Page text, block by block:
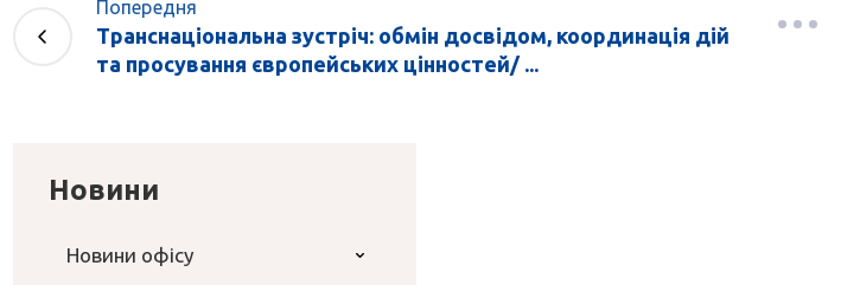
Попередня
Транснаціональна зустріч: обмін досвідом, координація дій
та просування європейських цінностей/ ...
Новини
Новини офісу